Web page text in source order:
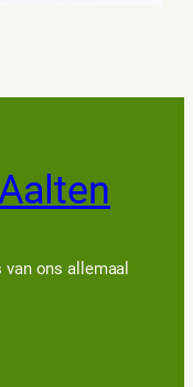
van ons allemaal